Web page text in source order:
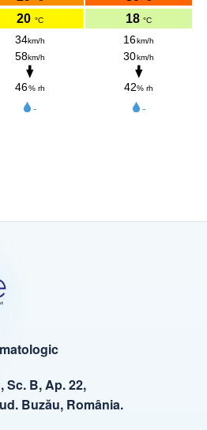
Sc. B, Ap. 22,
Buzău, România.